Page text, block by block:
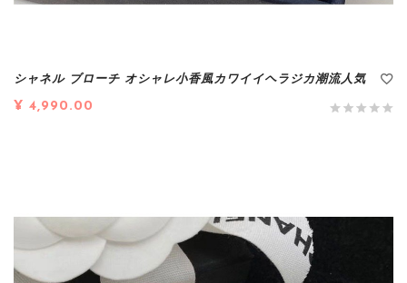
シャネル ブローチ オシャレ小香風カワイイヘラジカ潮流人気
¥ 4,990.00